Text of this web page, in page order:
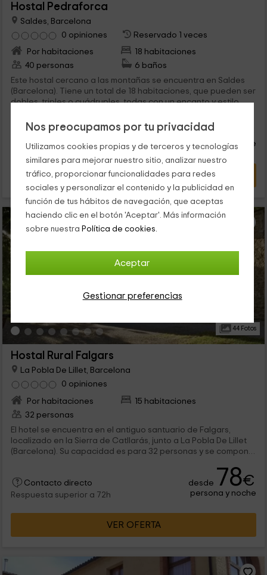
Nos preocupamos por tu privacidad
Utilizamos cookies propias y de terceros y tecnologías
similares para mejorar nuestro sitio, analizar nuestro
tráfico, proporcionar funcionalidades para redes
sociales y personalizar el contenido y la publicidad en
función de tus hábitos de navegación, que aceptas
haciendo clic en el botón 'Aceptar'. Más información
sobre nuestra Política de cookies.
Aceptar
Gestionar preferencias
Hostal Pedraforca
Saldes, Barcelona
0 opiniones
Reservado 1 veces
Por habitaciones
18 habitaciones
40 personas
6 baños
Este hostal cercano a las montañas se encuentra en Saldes
(Barcelona). Tiene un total de 18 habitaciones, que pueden ser
dobles, triples o cuádruples, todas con un encanto y estilo
hay una piscina y un bar-restaurante.
Reserva inmediata
Cancelación 7 días antes
desde
persona y noche
VER OFERTA
44 Fotos
Hostal Rural Falgars
La Pobla De Lillet, Barcelona
0 opiniones
Por habitaciones
15 habitaciones
32 personas
El hotel se encuentra en el antiguo santuario de Falgars,
localizado en la Sierra de Catllarás, junto a La Pobla De Lillet
(Barcelona). Su capacidad es para 32 personas y se compone
baño son propios o compartidos dependiendo del dormitorio.
También dispone de zonas comunes: un salón, una sala de
estar y un amplio jardín con porche y terraza. Se ofrece
restaurante y bar.
Contacto directo
Respuesta superior a 72h
desde 78€
persona y noche
VER OFERTA